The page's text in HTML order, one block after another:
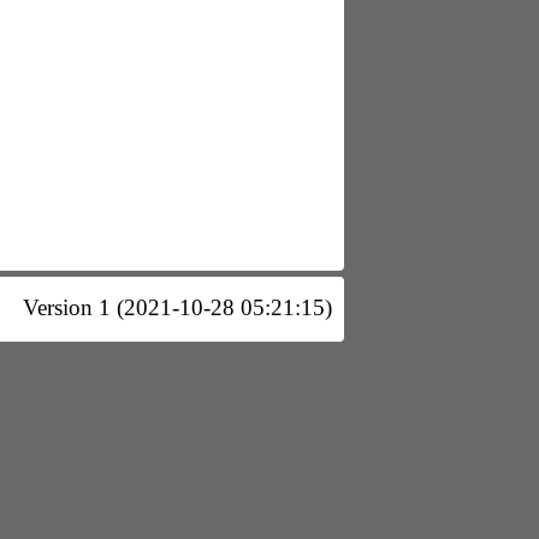
Version 1 (2021-10-28 05:21:15)